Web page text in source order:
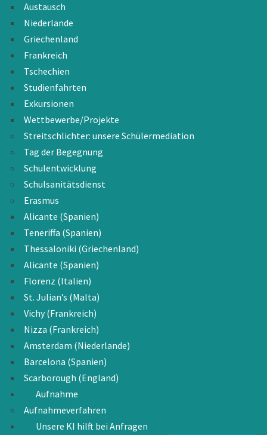
Austausch
Niederlande
Griechenland
Frankreich
Tschechien
Studienfahrten
Exkursionen
Wettbewerbe/Projekte
Streitschlichter: unsere Schülermediation
Tag der Begegnung
Schulentwicklung
Schulsanitätsdienst
Erasmus
Alicante (Spanien)
Teneriffa (Spanien)
Thessaloniki (Griechenland)
Alicante (Spanien)
Florenz (Italien)
St. Julian’s (Malta)
Vichy (Frankreich)
Nizza (Frankreich)
Amsterdam (Niederlande)
Barcelona (Spanien)
Scarborough (England)
Aufnahme
Aufnahmeverfahren
Unsere KI hilft bei Anfragen